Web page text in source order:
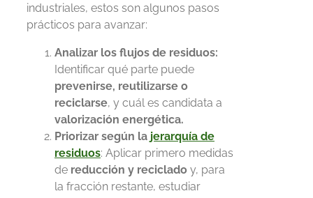
industriales, estos son algunos pasos
prácticos para avanzar:
Analizar los flujos de residuos:
Identificar qué parte puede
prevenirse, reutilizarse o
reciclarse, y cuál es candidata a
valorización energética.
Priorizar según la jerarquía de
residuos: Aplicar primero medidas
de reducción y reciclado y, para
la fracción restante, estudiar